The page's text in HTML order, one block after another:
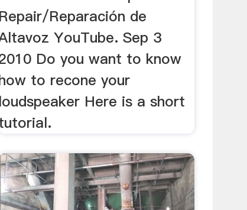
Repair/Reparación de
YouTube. Sep 3
Do you want to know
to recone your
loudspeaker Here is a short